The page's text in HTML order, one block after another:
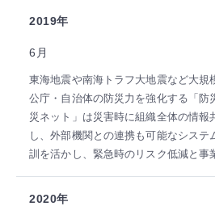
2019年
6月
東海地震や南海トラフ大地震など大規
公庁・自治体の防災力を強化する「防
災ネット」は災害時に組織全体の情報
し、外部機関との連携も可能なシステ
訓を活かし、緊急時のリスク低減と事
2020年